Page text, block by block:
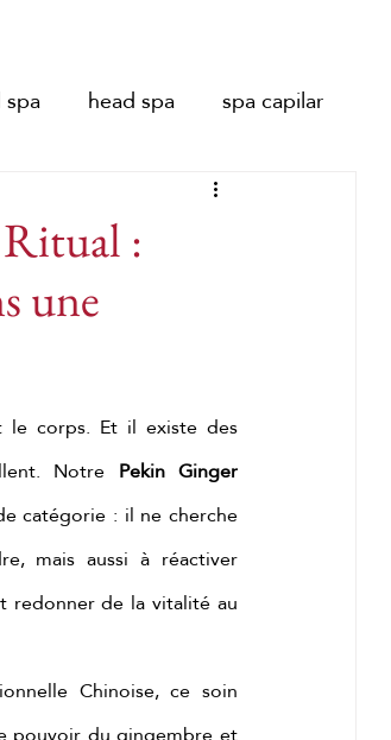
head spa spa capilar
spa capillaire Paris
Tension musculaire
au matcha
:
une
le corps. Et il existe des
Notre Pekin Ginger
catégorie : il ne cherche
mais aussi à réactiver
redonner de la vitalité au
Chinoise, ce soin